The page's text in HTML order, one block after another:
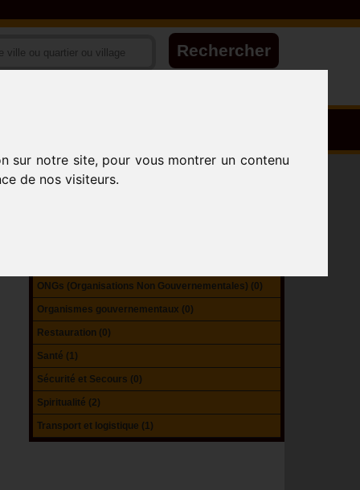
sur notre site, pour vous montrer un contenu
de nos visiteurs.
Attractions (1)
ONGs (Organisations Non Gouvernementales) (0)
Organismes gouvernementaux (0)
Restauration (0)
Santé (1)
Sécurité et Secours (0)
Spiritualité (2)
Transport et logistique (1)